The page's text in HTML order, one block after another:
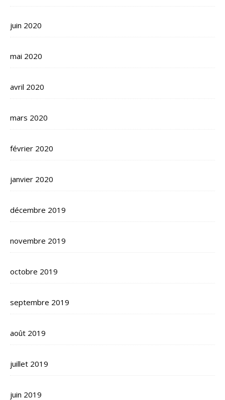
juin 2020
mai 2020
avril 2020
mars 2020
février 2020
janvier 2020
décembre 2019
novembre 2019
octobre 2019
septembre 2019
août 2019
juillet 2019
juin 2019